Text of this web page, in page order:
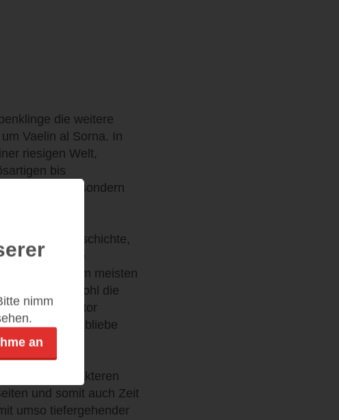
die weitere
Vaelin al Sorna. In
riesigen Welt,
bis
Geschichte, sondern
formen.
in die Geschichte,
ich am meisten
sind sowohl die
dass der Autor
würde und es bliebe
Charakteren
und somit auch Zeit
umso tiefergehender
nimm
an